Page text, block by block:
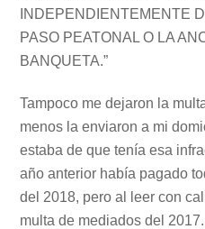
INDEPENDIENTEMENTE
PASO PEATONAL O LA
BANQUETA.”
Tampoco me dejaron la
menos la enviaron a mi
estaba de que tenía esa
año anterior había pagado
del 2018, pero al leer con
multa de mediados del 2017.